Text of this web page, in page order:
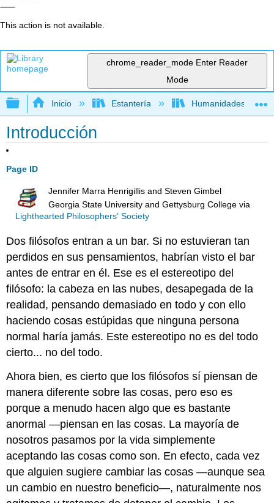
This action is not available.
chrome_reader_mode Enter Reader
Mode
Expandir/contraer jerarquía global
Inicio Estantería Humanidades
Introducción
Page ID
Jennifer Marra Henrigillis and Steven Gimbel
Georgia State University and Gettysburg College via
Lighthearted Philosophers' Society
Dos filósofos entran a un bar. Si no estuvieran tan
perdidos en sus pensamientos, habrían visto el bar
antes de entrar en él. Ese es el estereotipo del
filósofo: la cabeza en las nubes, desapegada de la
realidad, pensando demasiado en todo y con ello
haciendo cosas estúpidas que ninguna persona
normal haría jamás. Este estereotipo no es del todo
cierto... no del todo.
Ahora bien, es cierto que los filósofos sí piensan de
manera diferente sobre las cosas, pero eso es
porque a menudo hacen algo que es bastante
anormal —piensan en las cosas. La mayoría de
nosotros pasamos por la vida simplemente
aceptando las cosas como son. En efecto, cada vez
que alguien sugiere cambiar las cosas —aunque sea
un cambio en nuestro beneficio—, naturalmente nos